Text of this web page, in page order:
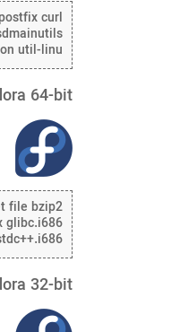
curl
util-linu
64-bit
file bzip2
glibc.i686
32-bit